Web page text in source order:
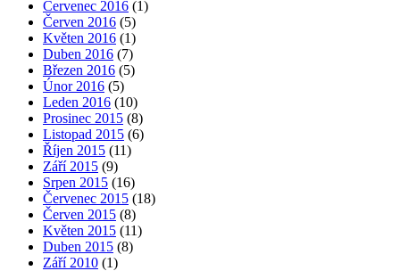
Červenec 2016 (1)
Červen 2016 (5)
Květen 2016 (1)
Duben 2016 (7)
Březen 2016 (5)
Únor 2016 (5)
Leden 2016 (10)
Prosinec 2015 (8)
Listopad 2015 (6)
Říjen 2015 (11)
Září 2015 (9)
Srpen 2015 (16)
Červenec 2015 (18)
Červen 2015 (8)
Květen 2015 (11)
Duben 2015 (8)
Září 2010 (1)